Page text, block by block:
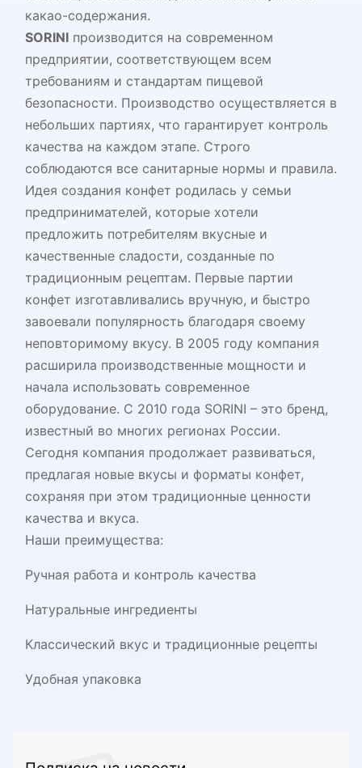
какао-содержания.
SORINI производится на современном
предприятии, соответствующем всем
требованиям и стандартам пищевой
безопасности. Производство осуществляется в
небольших партиях, что гарантирует контроль
качества на каждом этапе. Строго
соблюдаются все санитарные нормы и правила.
Идея создания конфет родилась у семьи
предпринимателей, которые хотели
предложить потребителям вкусные и
качественные сладости, созданные по
традиционным рецептам. Первые партии
конфет изготавливались вручную, и быстро
завоевали популярность благодаря своему
неповторимому вкусу. В 2005 году компания
расширила производственные мощности и
начала использовать современное
оборудование. С 2010 года SORINI – это бренд,
известный во многих регионах России.
Сегодня компания продолжает развиваться,
предлагая новые вкусы и форматы конфет,
сохраняя при этом традиционные ценности
качества и вкуса.
Наши преимущества:
Ручная работа и контроль качества
Натуральные ингредиенты
Классический вкус и традиционные рецепты
Удобная упаковка